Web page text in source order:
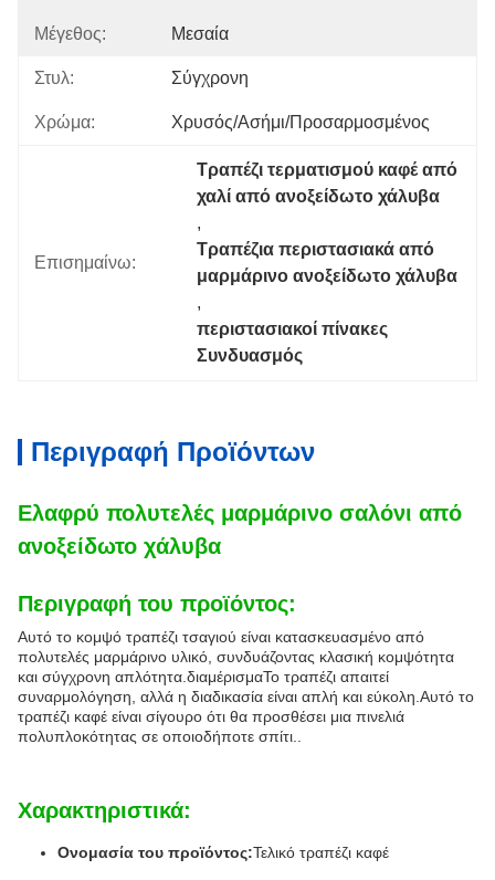
Μέγεθος: Μεσαία
Στυλ: Σύγχρονη
Χρώμα: Χρυσός/ασήμι/προσαρμοσμένος
Επισημαίνω:
Τραπέζι τερματισμού καφέ από
χαλί από ανοξείδωτο χάλυβα
,
Τραπέζια περιστασιακά από
μαρμάρινο ανοξείδωτο χάλυβα
,
περιστασιακοί πίνακες
Συνδυασμός
Περιγραφή Προϊόντων
Ελαφρύ πολυτελές μαρμάρινο σαλόνι από
ανοξείδωτο χάλυβα
Περιγραφή του προϊόντος:
Αυτό το κομψό τραπέζι τσαγιού είναι κατασκευασμένο από
πολυτελές μαρμάρινο υλικό, συνδυάζοντας κλασική κομψότητα
και σύγχρονη απλότητα.διαμέρισμαΤο τραπέζι απαιτεί
συναρμολόγηση, αλλά η διαδικασία είναι απλή και εύκολη.Αυτό το
τραπέζι καφέ είναι σίγουρο ότι θα προσθέσει μια πινελιά
πολυπλοκότητας σε οποιοδήποτε σπίτι..
Χαρακτηριστικά:
Ονομασία του προϊόντος:Τελικό τραπέζι καφέ